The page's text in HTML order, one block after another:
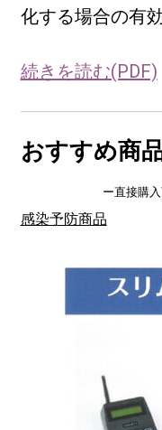
化する場合の有
続きを読む(PDF)
おすすめ商
ー直接購
感染予防商品